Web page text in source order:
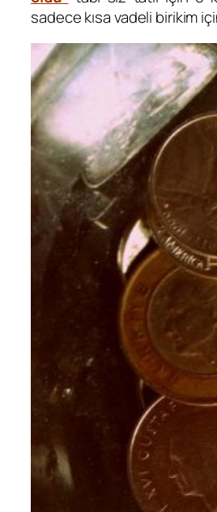
sadece kısa vadeli birikim